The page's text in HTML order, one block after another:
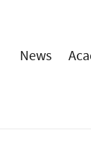
News